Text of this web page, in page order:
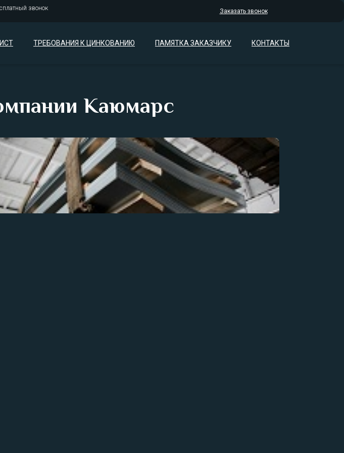
звонок Заказать звонок
ТРЕБОВАНИЯ К ЦИНКОВАНИЮ ПАМЯТКА ЗАКАЗЧИКУ КОНТАКТЫ
Каюмарс